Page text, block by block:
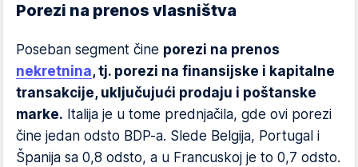
Porezi na prenos vlasništva
Poseban segment čine porezi na prenos
nekretnina, tj. porezi na finansijske i kapitalne
transakcije, uključujući prodaju i poštanske
marke. Italija je u tome prednjačila, gde ovi porezi
čine jedan odsto BDP-a. Slede Belgija, Portugal i
Španija sa 0,8 odsto, a u Francuskoj je to 0,7 odsto.